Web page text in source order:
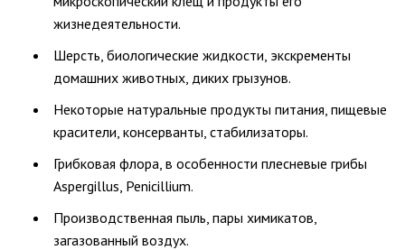
жизнедеятельности.
Шерсть, биологические жидкости, экскременты
домашних животных, диких грызунов.
Некоторые натуральные продукты питания, пищевые
красители, консерванты, стабилизаторы.
Грибковая флора, в особенности плесневые грибы
Aspergillus, Penicillium.
Производственная пыль, пары химикатов,
загазованный воздух.